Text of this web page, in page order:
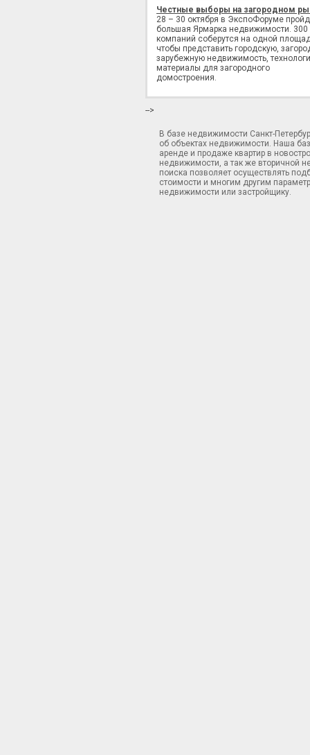
Честные выборы на загородном
28 – 30 октября в ЭкспоФоруме
большая Ярмарка недвижимости. 300
компаний соберутся на одной
чтобы представить городскую,
зарубежную недвижимость,
материалы для загородного
домостроения.
-->
В базе недвижимости Санкт-
об объектах недвижимости. Наша
аренде и продаже квартир в
недвижимости, а так же вторичной
поиска позволяет осуществлять
стоимости и многим другим
недвижимости или застройщику.